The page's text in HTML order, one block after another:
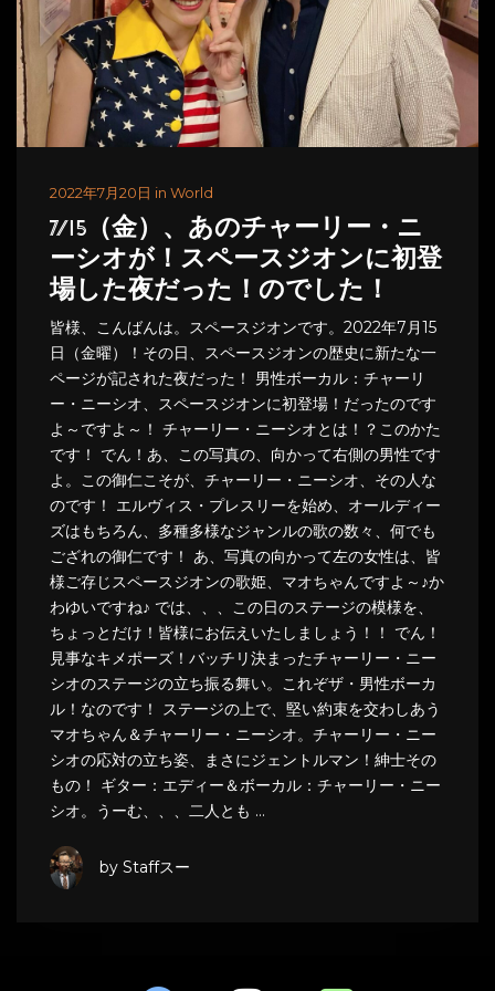
2022年7月20日 in World
7/15（金）、あのチャーリー・ニ
ーシオが！スペースジオンに初登
場した夜だった！のでした！
皆様、こんばんは。スペースジオンです。2022年7月15
日（金曜）！その日、スペースジオンの歴史に新たな一
ページが記された夜だった！ 男性ボーカル：チャーリ
ー・ニーシオ、スペースジオンに初登場！だったのです
よ～ですよ～！ チャーリー・ニーシオとは！？このかた
です！ でん！あ、この写真の、向かって右側の男性です
よ。この御仁こそが、チャーリー・ニーシオ、その人な
のです！ エルヴィス・プレスリーを始め、オールディー
ズはもちろん、多種多様なジャンルの歌の数々、何でも
ござれの御仁です！ あ、写真の向かって左の女性は、皆
様ご存じスペースジオンの歌姫、マオちゃんですよ～♪か
わゆいですね♪ では、、、この日のステージの模様を、
ちょっとだけ！皆様にお伝えいたしましょう！！ でん！
見事なキメポーズ！バッチリ決まったチャーリー・ニー
シオのステージの立ち振る舞い。これぞザ・男性ボーカ
ル！なのです！ ステージの上で、堅い約束を交わしあう
マオちゃん＆チャーリー・ニーシオ。チャーリー・ニー
シオの応対の立ち姿、まさにジェントルマン！紳士その
もの！ ギター：エディー＆ボーカル：チャーリー・ニー
シオ。うーむ、、、二人とも …
by Staffスー